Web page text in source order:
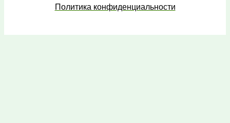
Политика конфиденциальности